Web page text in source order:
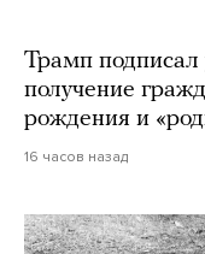
Трамп
получение
рождения и
16 часов назад